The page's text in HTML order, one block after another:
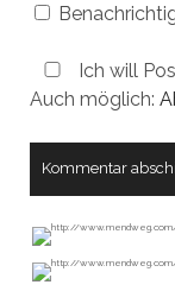
Ich will
Auch möglich: